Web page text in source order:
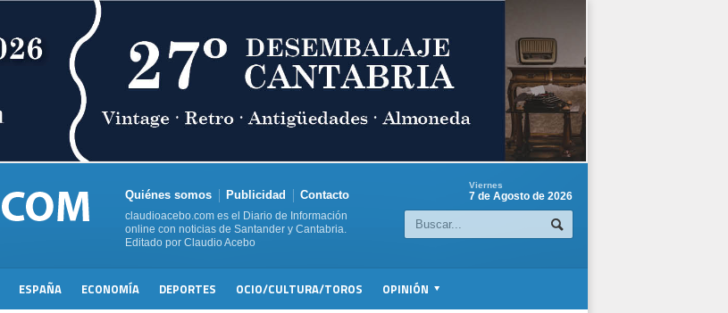
Quiénes somos Publicidad Contacto
claudioacebo.com es el Diario de Información
online con noticias de Santander y Cantabria.
Editado por Claudio Acebo
Viernes
7 de Agosto de 2026
ESPAÑA ECONOMÍA DEPORTES OCIO/CULTURA/TOROS OPINIÓN